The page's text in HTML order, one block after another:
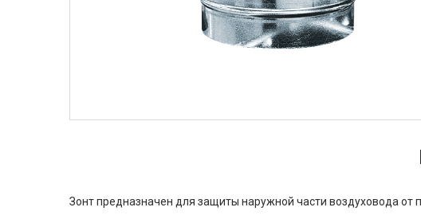
Зонт предназначен для защиты наружной части воздуховода от